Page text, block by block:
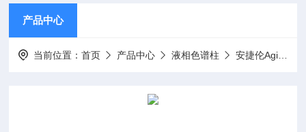
产品中心
当前位置：首页 产品中心 液相色谱柱 安捷伦Agilent